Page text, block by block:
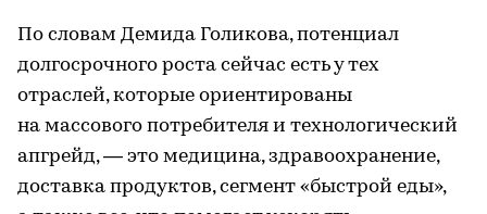
По словам Демида Голикова, потенциал
долгосрочного роста сейчас есть у тех
отраслей, которые ориентированы
на массового потребителя и технологический
апгрейд, — это медицина, здравоохранение,
доставка продуктов, сегмент «быстрой еды»,